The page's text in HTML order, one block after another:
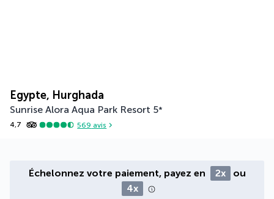
Egypte, Hurghada
Sunrise Alora Aqua Park Resort 5*
4,7 569 avis
Échelonnez votre paiement, payez en 2x
ou
4x